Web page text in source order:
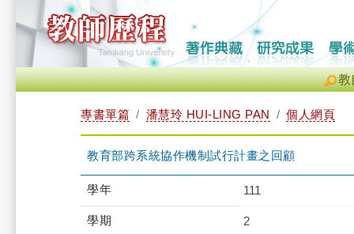
教
專書單篇 潘慧玲 HUI-LING PAN 個人網頁
教育部跨系統協作機制試行計畫之回顧
學年 111
學期 2